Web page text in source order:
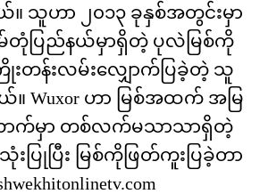
။ သူဟာ ၂၀၁၃ ခုနှစ်အတွင်းမှာ
ပြည်နယ်မှာရှိတဲ့ ပုလဲမြစ်ကို
ြိုးတန်းလမ်းလျှောက်ပြခဲ့တဲ့ သူ
။ Wuxor ဟာ မြစ်အထက် အမြ
ောက်မှာ တစ်လက်မသာသာရှိတဲ့
ပြုပြီး မြစ်ကိုဖြတ်ကူးပြခဲ့တာ